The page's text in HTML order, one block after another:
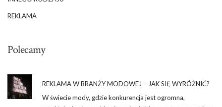
REKLAMA
Polecamy
REKLAMA W BRANŻY MODOWEJ – JAK SIĘ WYRÓŻNIĆ?
W świecie mody, gdzie konkurencja jest ogromna,